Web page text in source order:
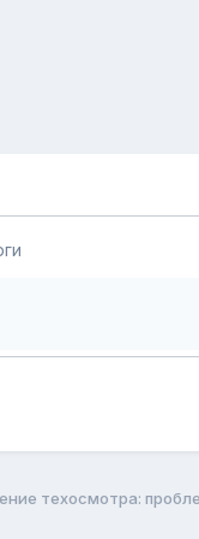
техосмотра: